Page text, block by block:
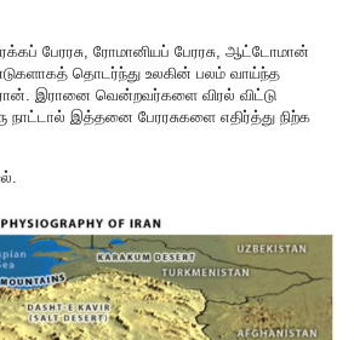
பேரரசு, ரோமானியப் பேரரசு, ஆட்டோமான்
தொடர்ந்து உலகின் பலம் வாய்ந்த
இரான். இரானை வென்றவர்களை விரல் விட்டு
நாட்டால் இத்தனை பேரரசுகளை எதிர்த்து நிற்க